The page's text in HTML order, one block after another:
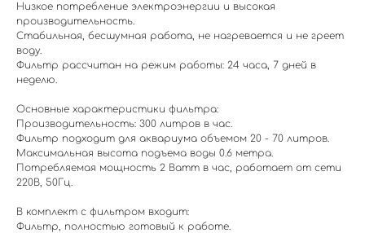
Низкое потребление электроэнергии и высокая
производительность.
Стабильная, бесшумная работа, не нагревается и не греет
воду.
Фильтр рассчитан на режим работы: 24 часа, 7 дней в
неделю.
Основные характеристики фильтра:
Производительность: 300 литров в час.
Фильтр подходит для аквариума объемом 20 - 70 литров.
Максимальная высота подъема воды 0.6 метра.
Потребляемая мощность 2 Ватт в час, работает от сети
220В, 50Гц.
В комплект с фильтром входит:
Фильтр, полностью готовый к работе.